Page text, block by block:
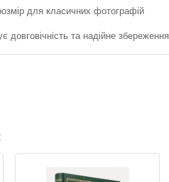
для класичних фотографій
довговічність та надійне